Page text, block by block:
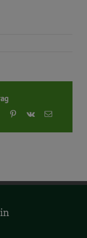
TumblrPinterest
Vk
E-